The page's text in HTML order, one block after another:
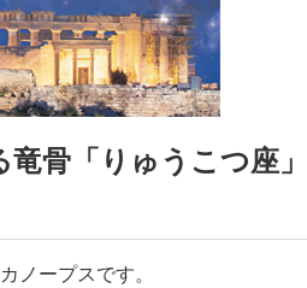
骨「りゅうこつ座」
ノープスです。